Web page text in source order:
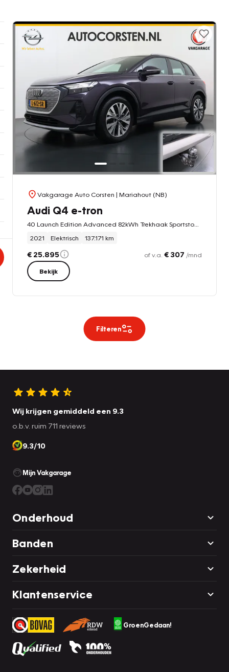
Vakgarage Auto Corsten | Mariahout (NB)
Audi Q4 e-tron
2021
Elektrisch 137.171 km
€ 25.895 of v.a. € 307 /mnd
Bekijk
Filteren
Wij krijgen gemiddeld een 9.3
o.b.v. ruim 711 reviews
9.3/10
Mijn Vakgarage
Onderhoud
Banden
Zekerheid
Klantenservice
GroenGedaan!